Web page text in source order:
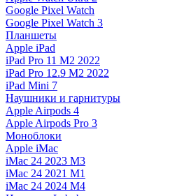
Google Pixel Watch
Google Pixel Watch 3
Планшеты
Apple iPad
iPad Pro 11 M2 2022
iPad Pro 12.9 M2 2022
iPad Mini 7
Наушники и гарнитуры
Apple Airpods 4
Apple Airpods Pro 3
Моноблоки
Apple iMac
iMac 24 2023 M3
iMac 24 2021 M1
iMac 24 2024 M4